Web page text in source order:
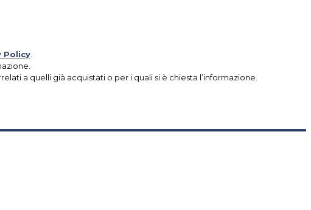
Policy.
a quelli già acquistati o per i quali si è chiesta l’informazione.